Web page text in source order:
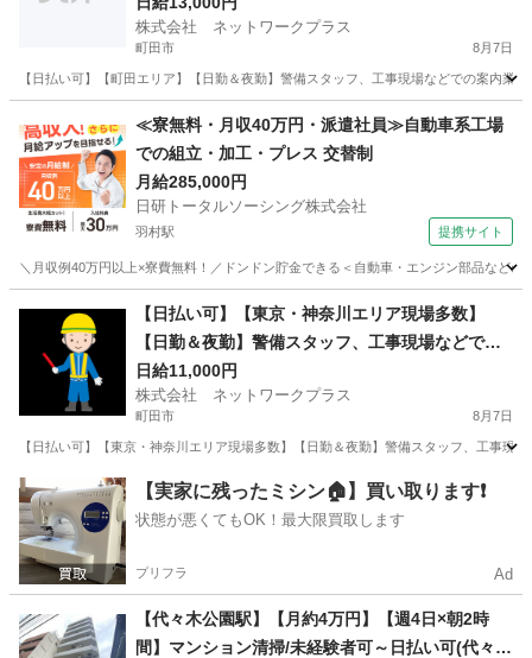
株式会社 ネットワークプラス
町田市 8月7日
【日払い可】【町田エリア】【日勤＆夜勤】警備スタッフ、工事現場などでの案内
その他 スタッフ
≪寮無料・月収40万円・派遣社員≫自動車系工場
での組立・加工・プレス 交替制
月給285,000円
日研トータルソーシング株式会社
羽村駅 提携サイト
＼月収例40万円以上×寮費無料！／ドンドン貯金できる＜自動車・エンジン部品など
羽村駅 その他
【日払い可】【東京・神奈川エリア現場多数】
【日勤＆夜勤】警備スタッフ、工事現場などでの
案内業務、週1日＆WワークOK／直行直帰OK
日給11,000円
株式会社 ネットワークプラス
町田市 8月7日
【日払い可】【東京・神奈川エリア現場多数】【日勤＆夜勤】警備スタッフ、工事
町田市 その他
【実家に残ったミシン🏠】買い取ります❗️
状態が悪くてもOK！最大限買取します
プリフラ Ad
【代々木公園駅】【月約4万円】【週4日×朝2時
間】マンション清掃/未経験者可～日払い可(代々木